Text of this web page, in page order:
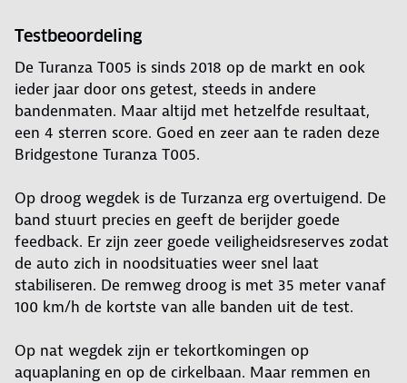
Testbeoordeling
De Turanza T005 is sinds 2018 op de markt en ook
ieder jaar door ons getest, steeds in andere
bandenmaten. Maar altijd met hetzelfde resultaat,
een 4 sterren score. Goed en zeer aan te raden deze
Bridgestone Turanza T005.
Op droog wegdek is de Turzanza erg overtuigend. De
band stuurt precies en geeft de berijder goede
feedback. Er zijn zeer goede veiligheidsreserves zodat
de auto zich in noodsituaties weer snel laat
stabiliseren. De remweg droog is met 35 meter vanaf
100 km/h de kortste van alle banden uit de test.
Op nat wegdek zijn er tekortkomingen op
aquaplaning en op de cirkelbaan. Maar remmen en